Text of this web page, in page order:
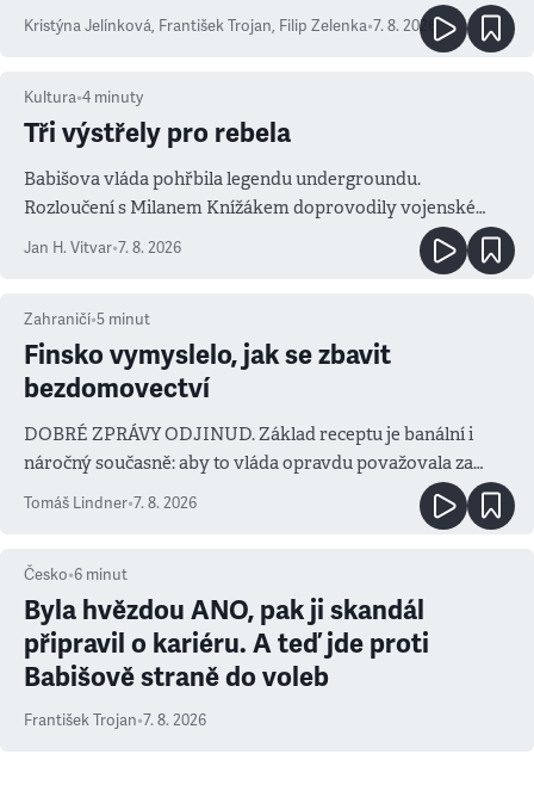
Kristýna Jelínková, František Trojan, Filip Zelenka•7. 8. 2026
Kultura•4 minuty
Tři výstřely pro rebela
Babišova vláda pohřbila legendu undergroundu.
Rozloučení s Milanem Knížákem doprovodily vojenské
salvy i kritika pokrokářů
Jan H. Vitvar•7. 8. 2026
Zahraničí•5 minut
Finsko vymyslelo, jak se zbavit
bezdomovectví
DOBRÉ ZPRÁVY ODJINUD. Základ receptu je banální i
náročný současně: aby to vláda opravdu považovala za
prioritu
Tomáš Lindner•7. 8. 2026
Česko•6 minut
Byla hvězdou ANO, pak ji skandál
připravil o kariéru. A teď jde proti
Babišově straně do voleb
František Trojan•7. 8. 2026